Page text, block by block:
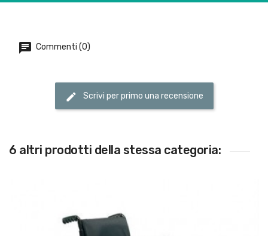
Commenti (0)
Scrivi per primo una recensione
6 altri prodotti della stessa categoria: